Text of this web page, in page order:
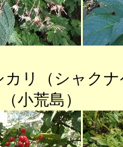
カリ（シャ
（小荒島）